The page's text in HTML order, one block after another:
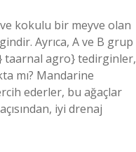
kokulu bir meyve olan
Ayrıca, A ve B grup
taarnal agro} tedirginler,
mı? Mandarine
ederler, bu ağaçlar
iyi drenaj